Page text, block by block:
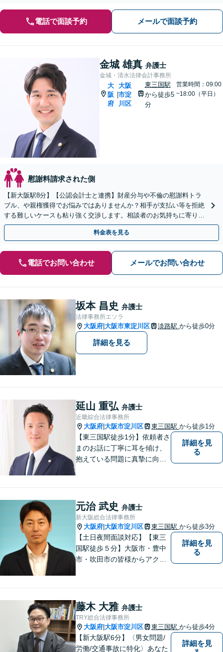
電話で面談予約 メールで面談予約
金城 雄真 弁護士
金城・清水法律会計事務所
大
阪
府
大阪
市淀
川区
東三国駅
から徒歩5
分
営業時間：09:00
~18:00（平日）
慰謝料請求された側
【新大阪駅8分】【公認会計士と連携】財産分与や不倫の慰謝料トラ
ブル、や親権獲得でお悩みではありませんか？相手が支払い等を拒絶
する難しいケースも粘り強く交渉します。相談者のお気持ちに寄り添
い、最後まで徹底サポート！【完全個室・子連れ可】
料金表を見る
電話でお問い合わせ メールでお問い合わせ
坂本 昌史 弁護士
法律事務所エソラ
大阪府 大阪市東淀川区 淡路駅 から徒歩0分
詳細を見る
延山 重弘 弁護士
近畿綜合法律事務所
大阪府 大阪市淀川区 東三国駅 から徒歩1分
【東三国駅徒歩1分】依頼者さ
まのお話に丁寧に耳を傾け、
抱えている問題に真摯に向き
します。まずはお気軽にご相
談にいらしてください。【休
日夜間相談可】
詳細を見
る
元治 武史 弁護士
新大阪総合法律事務所
大阪府 大阪市淀川区 東三国駅 から徒歩3分
【土日夜間面談対応】【東三
国駅徒歩５分】大阪市・豊中
市・吹田市の皆様からアクセ
詳細を見
る
藤木 大雅 弁護士
TRY総合法律事務所
大阪府 大阪市淀川区 東三国駅 から徒歩4分
【新大阪駅6分】〈男女問題/
労働/交通事故に特化〉あなた
詳細を見